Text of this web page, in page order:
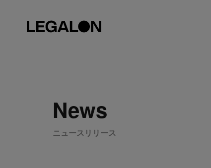
News
ニュースリリース